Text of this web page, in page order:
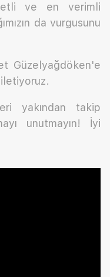
ve en verimli
da vurgusunu
Güzelyağdöken'e
yakından takip
unutmayın! İyi